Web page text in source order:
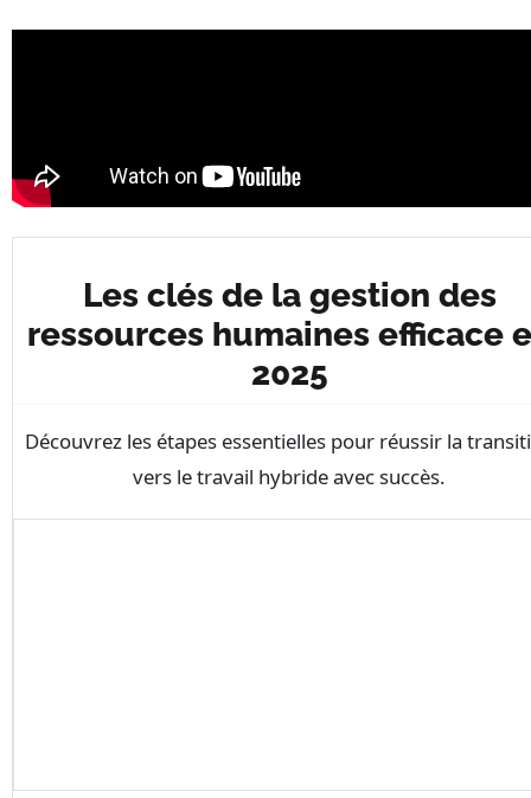
Les clés de la gestion des
ressources humaines efficace
2025
Découvrez les étapes essentielles pour réussir la
vers le travail hybride avec succès.